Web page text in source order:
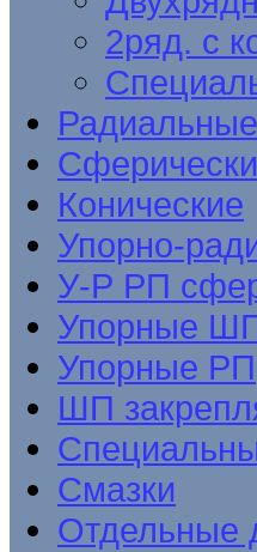
2ряд. с
Конические
Упорно-
У-Р РП
Упорные
Упорные РП
ШП
Смазки
Отдельные